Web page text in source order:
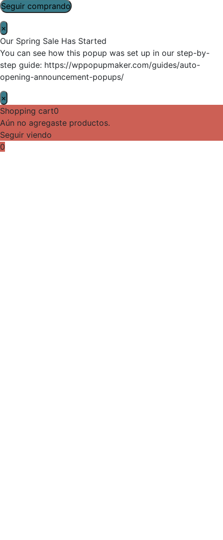
Seguir comprando
×
Our Spring Sale Has Started
You can see how this popup was set up in our step-by-
step guide: https://wppopupmaker.com/guides/auto-
opening-announcement-popups/
×
Shopping cart0
Aún no agregaste productos.
Seguir viendo
0